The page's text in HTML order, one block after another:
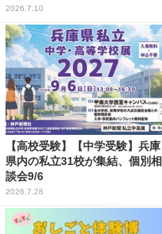
2026.7.10
【高校受験】【中学受験】兵庫
県内の私立31校が集結、個別相
談会9/6
2026.7.28